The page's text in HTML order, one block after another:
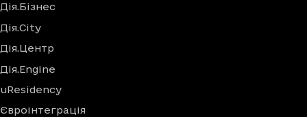
Дія.Бізнес
Дія.City
Дія.Центр
Дія.Engine
uResidency
Євроінтеграція